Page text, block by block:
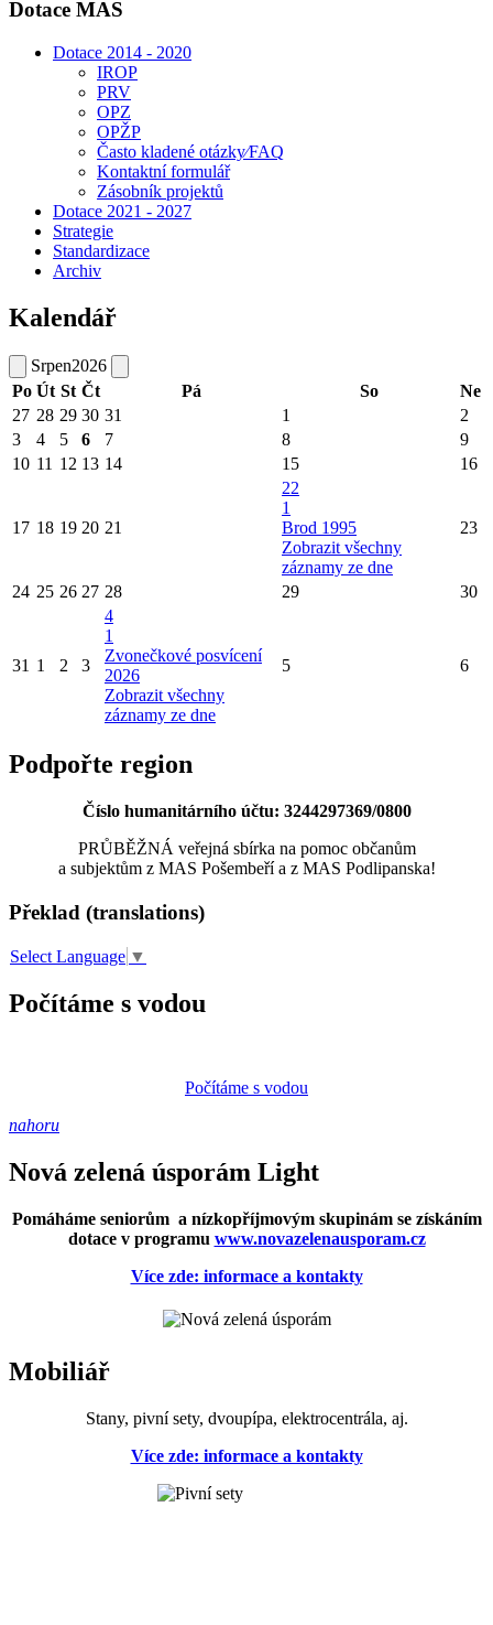
Dotace MAS
Dotace 2014 - 2020
IROP
PRV
OPZ
OPŽP
Často kladené otázky⁄FAQ
Kontaktní formulář
Zásobník projektů
Dotace 2021 - 2027
Strategie
Standardizace
Archiv
Kalendář
Srpen2026
Po Út St Čt Pá So
Ne
27 28 29 30 31 1
2
3
4 5 6 7 8
9
10 11 12 13 14 15 16
17 18 19 20 21
22
1
Brod 1995
Zobrazit všechny
záznamy ze dne
23
24 25 26 27 28 29 30
31 1 2 3
4
1
Zvonečkové posvícení
2026
Zobrazit všechny
záznamy ze dne
5 6
Podpořte region
Číslo humanitárního účtu: 3244297369/0800
PRŮBĚŽNÁ veřejná sbírka na pomoc občanům
a subjektům z MAS Pošembeří a z MAS Podlipanska!
Překlad (translations)
Select Language ▼
Počítáme s vodou
Počítáme s vodou
nahoru
Nová zelená úsporám Light
Pomáháme seniorům a nízkopříjmovým skupinám se získáním
dotace v programu www.novazelenausporam.cz
Více zde: informace a kontakty
Mobiliář
Stany, pivní sety, dvoupípa, elektrocentrála, aj.
Více zde: informace a kontakty